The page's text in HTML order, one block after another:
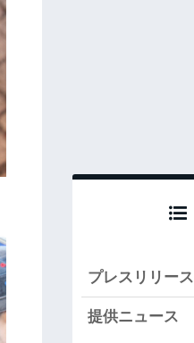
プレスリリース
提供ニュース